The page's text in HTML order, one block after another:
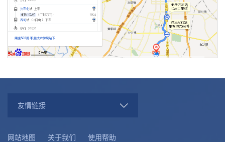
友情链接
网站地图 关于我们 使用帮助